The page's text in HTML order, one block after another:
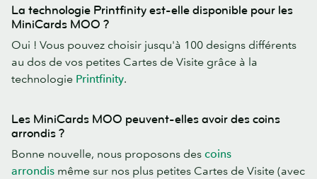
La technologie Printfinity est-elle disponible pour les
MiniCards MOO ?
Oui ! Vous pouvez choisir jusqu'à 100 designs différents
au dos de vos petites Cartes de Visite grâce à la
technologie Printfinity.
Les MiniCards MOO peuvent-elles avoir des coins
arrondis ?
Bonne nouvelle, nous proposons des coins
arrondis même sur nos plus petites Cartes de Visite (avec